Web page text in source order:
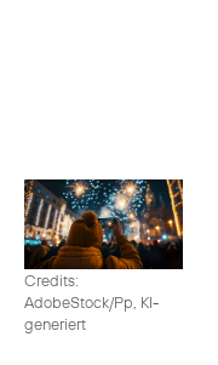
Credits:
AdobeStock/Pp, KI-
generiert